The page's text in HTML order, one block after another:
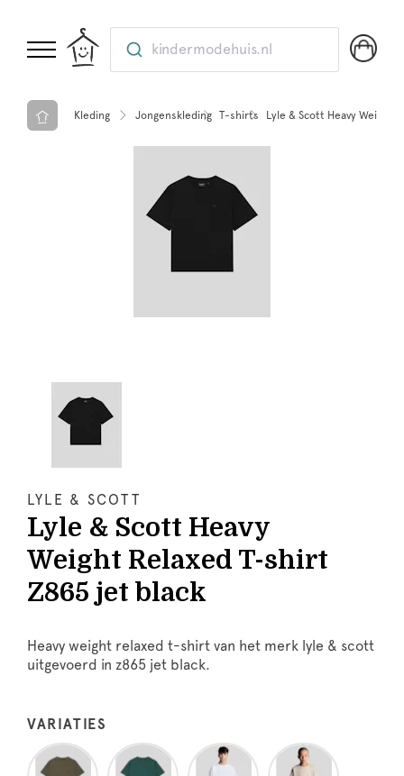
kindermodehuis.nl
Kleding Jongenskleding T-shirts Lyle & Scott Heavy Weight
LYLE & SCOTT
Lyle & Scott Heavy
Weight Relaxed T-shirt
Z865 jet black
Heavy weight relaxed t-shirt van het merk lyle & scott
uitgevoerd in z865 jet black.
VARIATIES